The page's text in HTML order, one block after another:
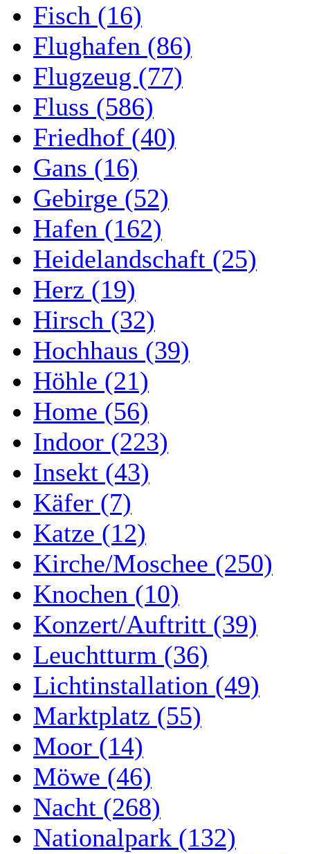
Fisch (16)
Flughafen (86)
Flugzeug (77)
Fluss (586)
Friedhof (40)
Gans (16)
Gebirge (52)
Hafen (162)
Heidelandschaft (25)
Herz (19)
Hirsch (32)
Hochhaus (39)
Höhle (21)
Home (56)
Indoor (223)
Insekt (43)
Käfer (7)
Katze (12)
Kirche/Moschee (250)
Knochen (10)
Konzert/Auftritt (39)
Leuchtturm (36)
Lichtinstallation (49)
Marktplatz (55)
Moor (14)
Möwe (46)
Nacht (268)
Nationalpark (132)